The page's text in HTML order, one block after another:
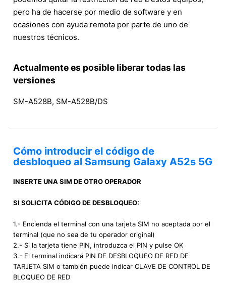
pero ha de hacerse por medio de software y en
ocasiones con ayuda remota por parte de uno de
nuestros técnicos.
Actualmente es posible liberar todas las
versiones
SM-A528B, SM-A528B/DS
Cómo introducir el código de
desbloqueo al Samsung Galaxy A52s 5G
INSERTE UNA SIM DE OTRO OPERADOR
SI SOLICITA CÓDIGO DE DESBLOQUEO:
1.- Encienda el terminal con una tarjeta SIM no aceptada por el
terminal (que no sea de tu operador original)
2.- Si la tarjeta tiene PIN, introduzca el PIN y pulse OK
3.- El terminal indicará PIN DE DESBLOQUEO DE RED DE
TARJETA SIM o también puede indicar CLAVE DE CONTROL DE
BLOQUEO DE RED